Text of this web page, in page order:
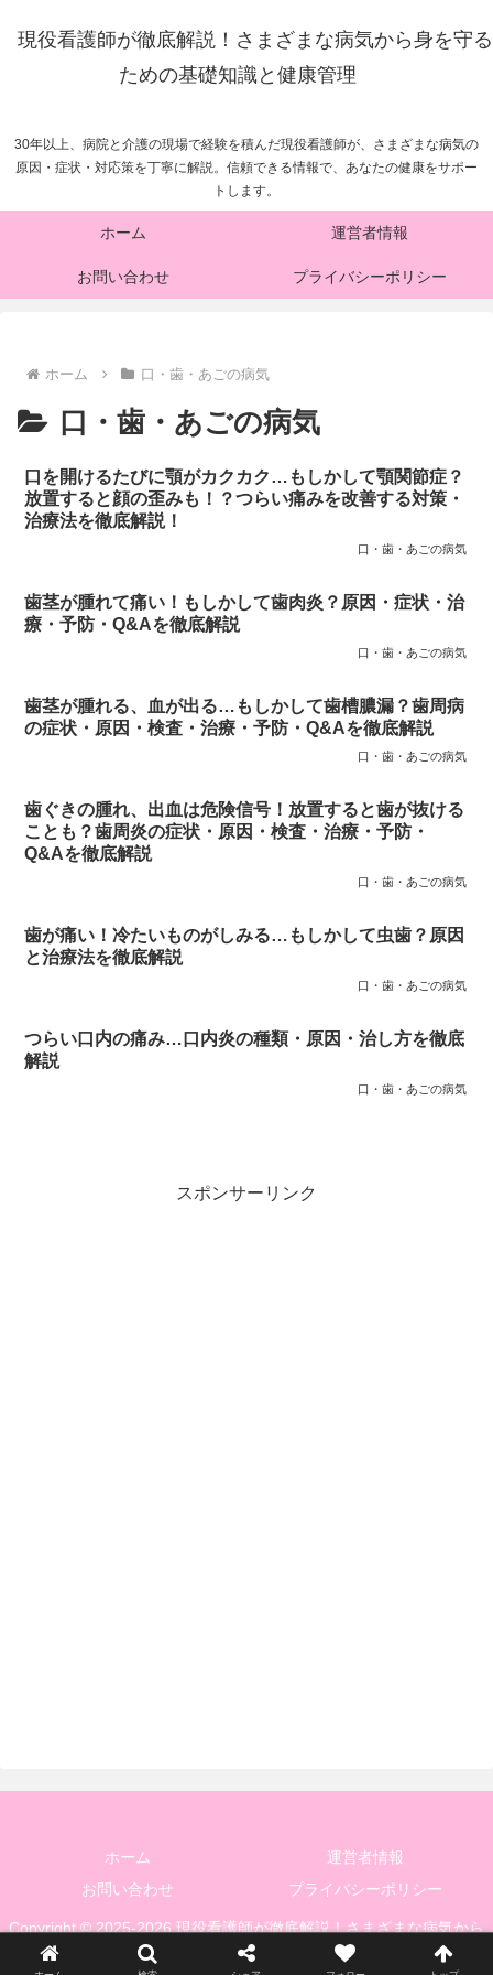
現役看護師が徹底解説！さまざまな病気から身を守る
ための基礎知識と健康管理
30年以上、病院と介護の現場で経験を積んだ現役看護師が、さまざまな病気の
原因・症状・対応策を丁寧に解説。信頼できる情報で、あなたの健康をサポー
トします。
ホーム 運営者情報
お問い合わせ プライバシーポリシー
ホーム 口・歯・あごの病気
口・歯・あごの病気
口を開けるたびに顎がカクカク…もしかして顎関節症？
放置すると顔の歪みも！？つらい痛みを改善する対策・
治療法を徹底解説！
口・歯・あごの病気
歯茎が腫れて痛い！もしかして歯肉炎？原因・症状・治
療・予防・Q&Aを徹底解説
口・歯・あごの病気
歯茎が腫れる、血が出る…もしかして歯槽膿漏？歯周病
の症状・原因・検査・治療・予防・Q&Aを徹底解説
口・歯・あごの病気
歯ぐきの腫れ、出血は危険信号！放置すると歯が抜ける
ことも？歯周炎の症状・原因・検査・治療・予防・
Q&Aを徹底解説
口・歯・あごの病気
歯が痛い！冷たいものがしみる…もしかして虫歯？原因
と治療法を徹底解説
口・歯・あごの病気
つらい口内の痛み…口内炎の種類・原因・治し方を徹底
解説
口・歯・あごの病気
スポンサーリンク
ホーム
運営者情報
お問い合わせ
プライバシーポリシー
Copyright © 2025-2026 現役看護師が徹底解説！さまざまな病気から
身を守るための基礎知識と健康管理 All Rights Reserved.